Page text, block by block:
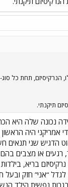
הנרקיסיזם, תחת כל
תיקנתי.
נכונה שלה היא
אמריקני היה
הדגיש שני תנאים
רגעים או מצבים
בריא, בילדות
“אני” חזק ובעל
נפשית הילד